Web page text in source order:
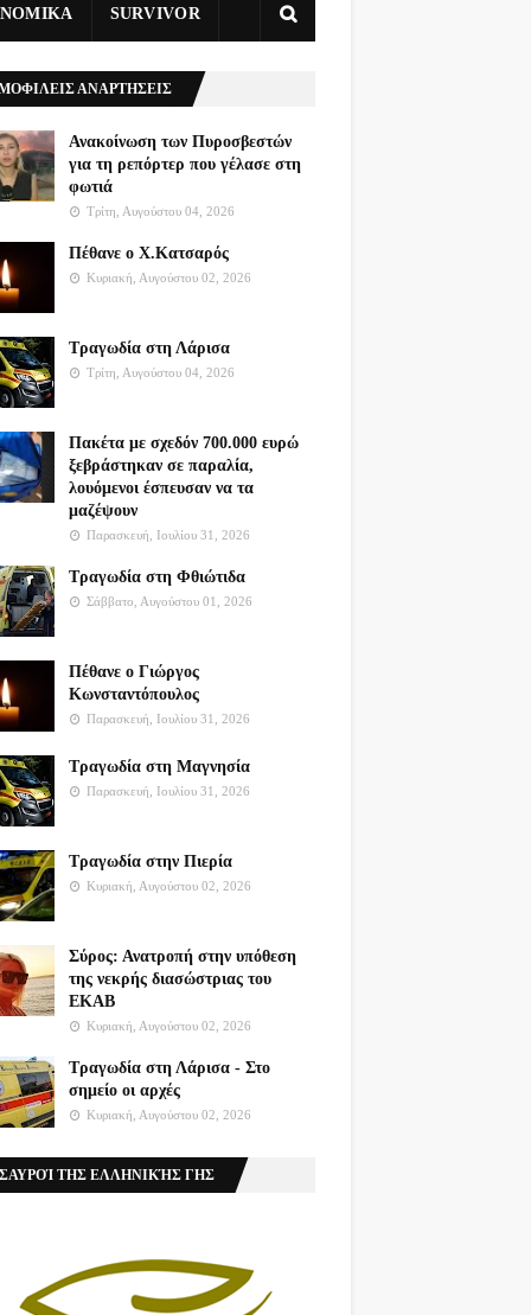
SURVIVOR
ΑΝΑΡΤΗΣΕΙΣ
Ανακοίνωση των Πυροσβεστών
για τη ρεπόρτερ που γέλασε στη
φωτιά
Τρίτη, Αυγούστου 04, 2026
Πέθανε ο Χ.Κατσαρός
Κυριακή, Αυγούστου 02, 2026
Τραγωδία στη Λάρισα
Τρίτη, Αυγούστου 04, 2026
Πακέτα με σχεδόν 700.000 ευρώ
ξεβράστηκαν σε παραλία,
λουόμενοι έσπευσαν να τα
μαζέψουν
Παρασκευή, Ιουλίου 31, 2026
Τραγωδία στη Φθιώτιδα
Σάββατο, Αυγούστου 01, 2026
Πέθανε ο Γιώργος
Κωνσταντόπουλος
Παρασκευή, Ιουλίου 31, 2026
Τραγωδία στη Μαγνησία
Παρασκευή, Ιουλίου 31, 2026
Τραγωδία στην Πιερία
Κυριακή, Αυγούστου 02, 2026
Σύρος: Ανατροπή στην υπόθεση
της νεκρής διασώστριας του
ΕΚΑΒ
Κυριακή, Αυγούστου 02, 2026
Τραγωδία στη Λάρισα - Στο
σημείο οι αρχές
Κυριακή, Αυγούστου 02, 2026
ΤΗΣ ΕΛΛΗΝΙΚΉΣ ΓΗΣ